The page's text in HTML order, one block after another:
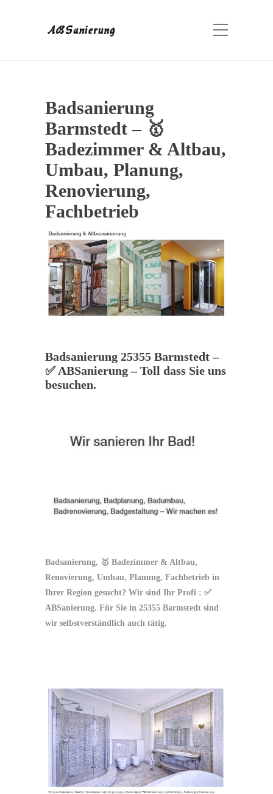
Badsanierung
Barmstedt – 🥇
Badezimmer & Altbau,
Umbau, Planung,
Renovierung,
Fachbetrieb
Badsanierung 25355 Barmstedt –
✅ ABSanierung – Toll dass Sie uns
besuchen.
Badsanierung, 🥇 Badezimmer & Altbau,
Renovierung, Umbau, Planung, Fachbetrieb in
Ihrer Region gesucht? Wir sind Ihr Profi : ✅
ABSanierung. Für Sie in 25355 Barmstedt sind
wir selbstverständlich auch tätig.